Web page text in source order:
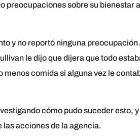
preocupaciones sobre su bienestar
y no reportó ninguna
le dijo que dijera que todo
comida si alguna vez le
cómo pudo suceder esto,
las acciones de la agencia.